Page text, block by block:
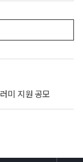
미 지원 공모